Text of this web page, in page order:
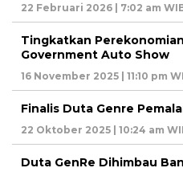
22 Februari 2026 | 7:02 am
Tingkatkan
Government Auto Show
16 November 2025 | 11:10 pm
Finalis Duta Genre
22 Oktober 2025 | 10:24 am
Duta GenRe Dihimbau